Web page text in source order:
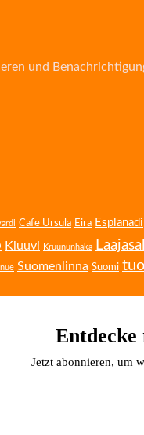
und
Cafe Ursula Eira Esplanadi
Kluuvi Kruununhaka
Suomenlinna Suomi
Jetzt abonnieren, um